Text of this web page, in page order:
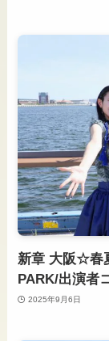
新章 大阪☆春
PARK/出演者
2025年9月6日